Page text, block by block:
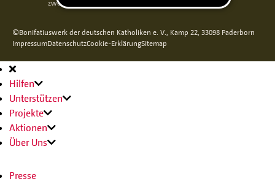
zweckgebunden über das Bonifatiuswerk weitergeleitet.
©Bonifatiuswerk der deutschen Katholiken e. V., Kamp 22, 33098 Paderborn
ImpressumDatenschutzCookie-ErklärungSitemap
Hauptnavigation
Hilfen
Unterstützen
Projekte
Aktionen
Über Uns
Presse